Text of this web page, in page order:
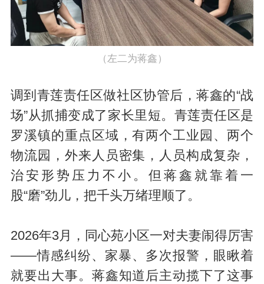
（左二为蒋鑫）
调到青莲责任区做社区协管后，蒋鑫的“战
场”从抓捕变成了家长里短。青莲责任区是
罗溪镇的重点区域，有两个工业园、两个
物流园，外来人员密集，人员构成复杂，
治安形势压力不小。但蒋鑫就靠着一
股“磨”劲儿，把千头万绪理顺了。
2026年3月，同心苑小区一对夫妻闹得厉害
——情感纠纷、家暴、多次报警，眼瞅着
就要出大事。蒋鑫知道后主动揽下了这事